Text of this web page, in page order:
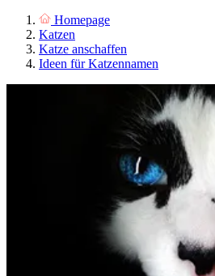
Homepage
Katzen
Katze anschaffen
Ideen für Katzennamen